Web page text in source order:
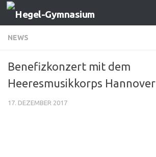
Zum Inhalt springen
NEWS
Benefizkonzert mit dem
Heeresmusikkorps Hannover
17. DEZEMBER 2017